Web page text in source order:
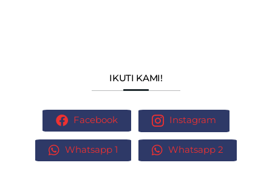
IKUTI KAMI!
Facebook Instagram
Whatsapp 1 Whatsapp 2